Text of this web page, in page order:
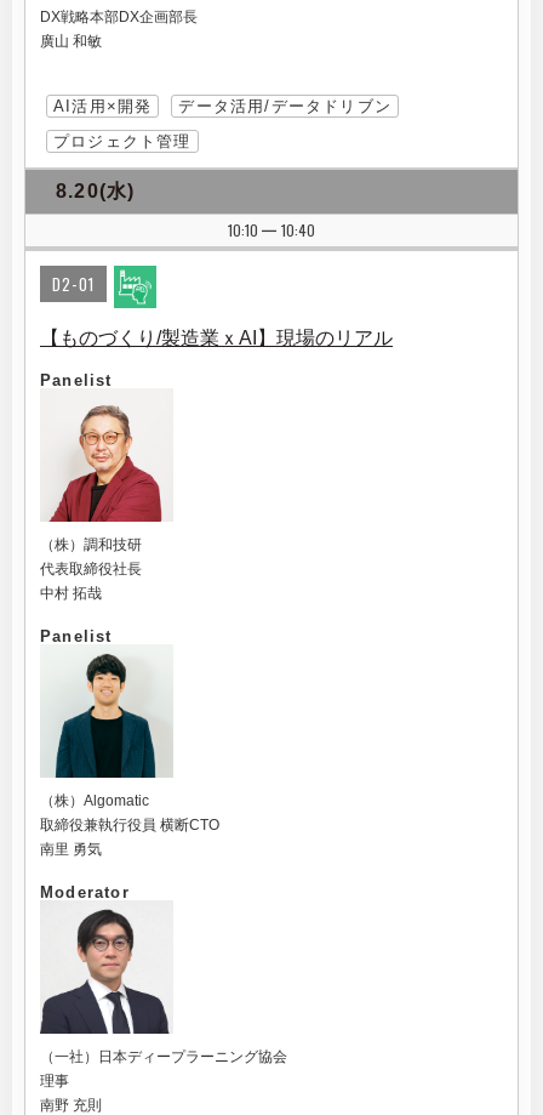
DX戦略本部DX企画部長
廣山 和敏
AI活用×開発
データ活用/データドリブン
プロジェクト管理
8.20(水)
10:10
| 10:40
D2-01
【ものづくり/製造業ｘAI】現場のリアル
Panelist
（株）調和技研
代表取締役社長
中村 拓哉
Panelist
（株）Algomatic
取締役兼執行役員 横断CTO
南里 勇気
Moderator
（一社）日本ディープラーニング協会
理事
南野 充則